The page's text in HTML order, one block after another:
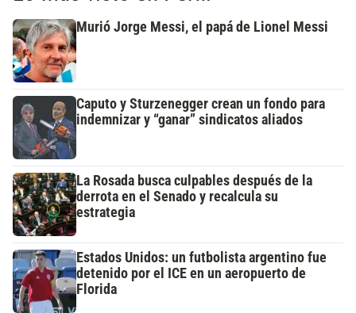
Murió Jorge Messi, el papá de Lionel Messi
Caputo y Sturzenegger crean un fondo para
indemnizar y “ganar” sindicatos aliados
La Rosada busca culpables después de la
derrota en el Senado y recalcula su
estrategia
Estados Unidos: un futbolista argentino fue
detenido por el ICE en un aeropuerto de
Florida